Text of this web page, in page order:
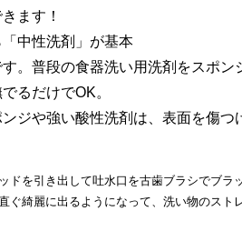
ます！
中性洗剤」が基本
。普段の食器洗い用洗剤をスポン
るだけでOK。
ジや強い酸性洗剤は、表面を傷つ
ドを引き出して吐水口を古歯ブラシでブラ
ぐ綺麗に出るようになって、洗い物のスト